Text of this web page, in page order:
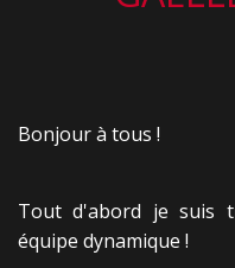
Bonjour à tous !
Tout d'abord je suis
équipe dynamique !